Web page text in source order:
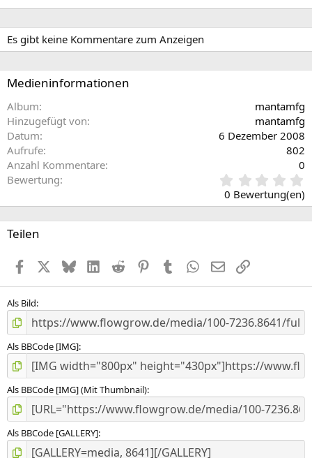
g
e
Es gibt keine Kommentare zum Anzeigen
Medieninformationen
Album
mantamfg
Hinzugefügt von
mantamfg
Datum
6 Dezember 2008
Aufrufe
802
Anzahl Kommentare
0
Bewertung
0
0
(
0 Bewertung(en)
Teilen
FacebookX (Twitter)
BlueskyLinkedInReddit PinterestTumblr WhatsApp
E-MailLink
Als Bild
Als BBCode [IMG]
Als BBCode [IMG] (Mit Thumbnail)
Als BBCode [GALLERY]